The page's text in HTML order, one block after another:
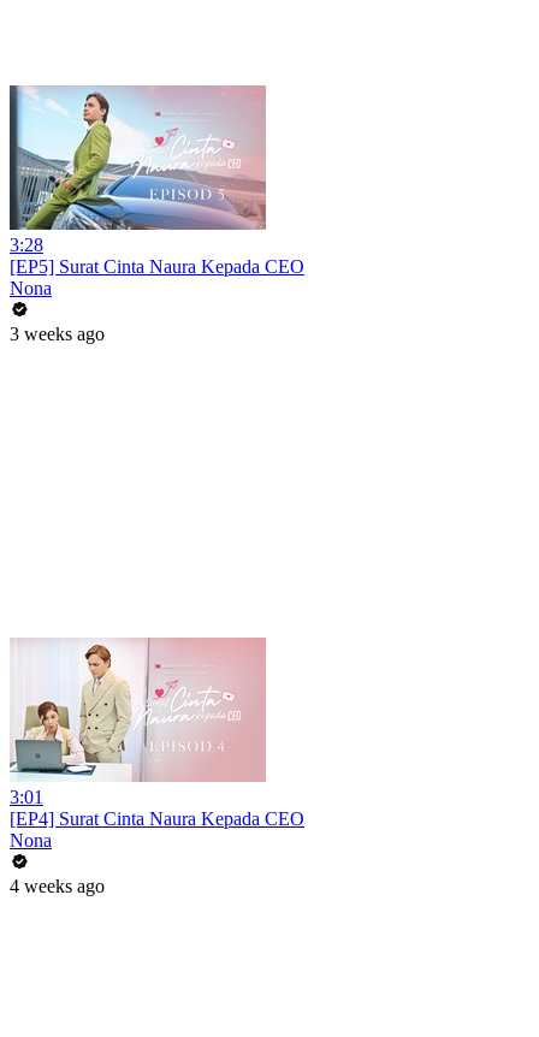
3:28
[EP5] Surat Cinta Naura Kepada CEO
Nona
3 weeks ago
3:01
[EP4] Surat Cinta Naura Kepada CEO
Nona
4 weeks ago